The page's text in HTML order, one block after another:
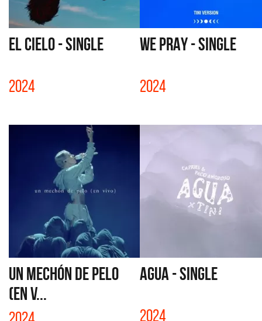
EL CIELO - SINGLE
2024
WE PRAY - SINGLE
2024
UN MECHÓN DE PELO
(EN V...
AGUA - SINGLE
2024